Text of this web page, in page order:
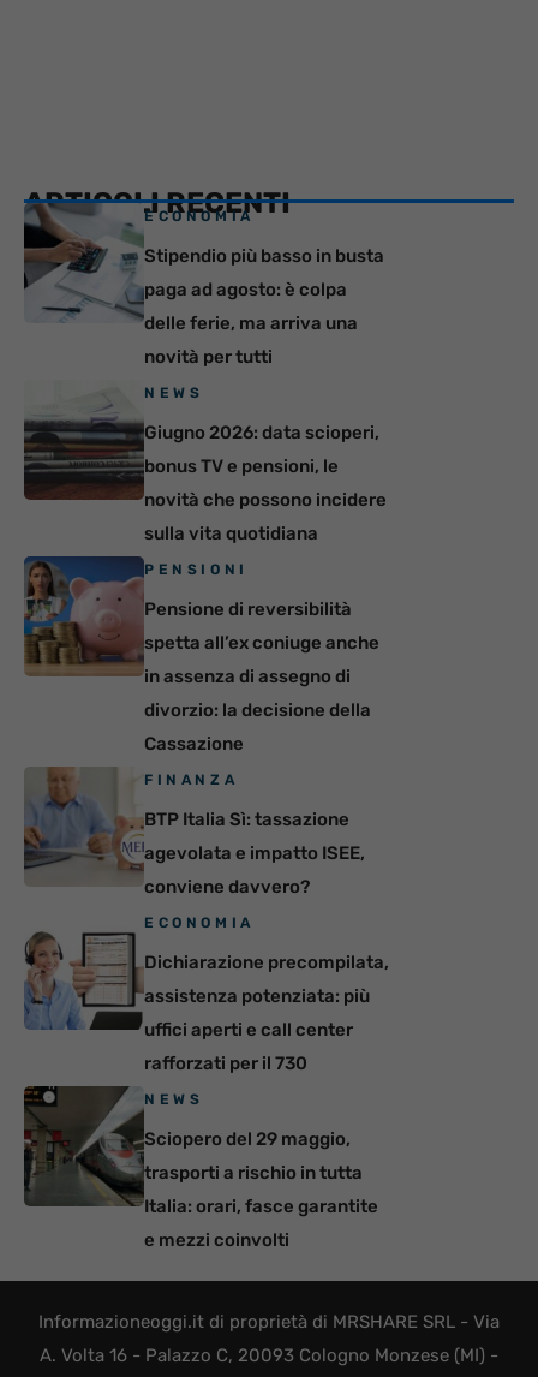
ARTICOLI RECENTI
ECONOMIA
Stipendio più basso in busta
paga ad agosto: è colpa
delle ferie, ma arriva una
novità per tutti
NEWS
Giugno 2026: data scioperi,
bonus TV e pensioni, le
novità che possono incidere
sulla vita quotidiana
PENSIONI
Pensione di reversibilità
spetta all’ex coniuge anche
in assenza di assegno di
divorzio: la decisione della
Cassazione
FINANZA
BTP Italia Sì: tassazione
agevolata e impatto ISEE,
conviene davvero?
ECONOMIA
Dichiarazione precompilata,
assistenza potenziata: più
uffici aperti e call center
rafforzati per il 730
NEWS
Sciopero del 29 maggio,
trasporti a rischio in tutta
Italia: orari, fasce garantite
e mezzi coinvolti
Informazioneoggi.it di proprietà di MRSHARE SRL - Via
A. Volta 16 - Palazzo C, 20093 Cologno Monzese (MI) -